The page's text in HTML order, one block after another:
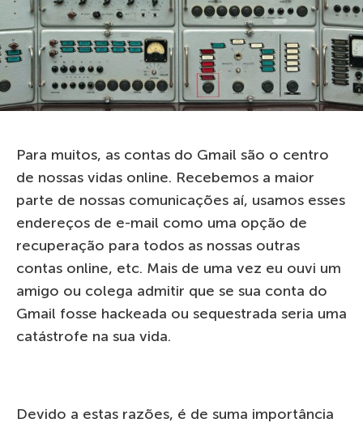
Para muitos, as contas do Gmail são o centro
de nossas vidas online. Recebemos a maior
parte de nossas comunicações aí, usamos esses
endereços de e-mail como uma opção de
recuperação para todos as nossas outras
contas online, etc. Mais de uma vez eu ouvi um
amigo ou colega admitir que se sua conta do
Gmail fosse hackeada ou sequestrada seria uma
catástrofe na sua vida.
Devido a estas razões, é de suma importância